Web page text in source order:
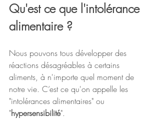
Qu'est ce que l'intolérance
alimentaire ?
Nous pouvons tous développer des
réactions désagréables à certains
aliments, à n'importe quel moment de
notre vie. C’est ce qu'on appelle les
"intolérances alimentaires" ou
"hypersensibilité".